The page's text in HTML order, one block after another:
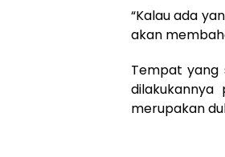
“Kalau ada
akan
Tempat yang
merupakan